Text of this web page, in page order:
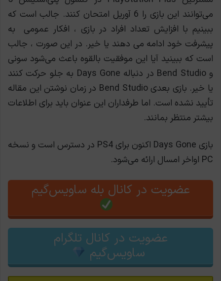
می‌توانند این بازی را 6 آوریل امتحان کنند. جالب است که
ببینیم با افزایش تعداد افراد در بازی ، افکار عمومی به
پیشرفت خود ادامه می دهند یا خیر. در این صورت ، جالب
است که ببینید آیا این موفقیت بالقوه باعث می‌شود سونی
و Bend Studio در دنباله Days Gone به جلو حرکت کنند
یا خیر. بازی بعدی Bend Studio در زمان نوشتن این مقاله
تأیید نشده است. اما طرفداران این عنوان باید برای اطلاعات
بیشتر منتظر بمانند.
بازی Days Gone اکنون برای PS4 در دسترس است و نسخه
PC اواخر امسال ارائه می‌شود.
عضویت در کانال بله ساویس‌گیم
عضویت در کانال تلگرام
ساویس‌گیم